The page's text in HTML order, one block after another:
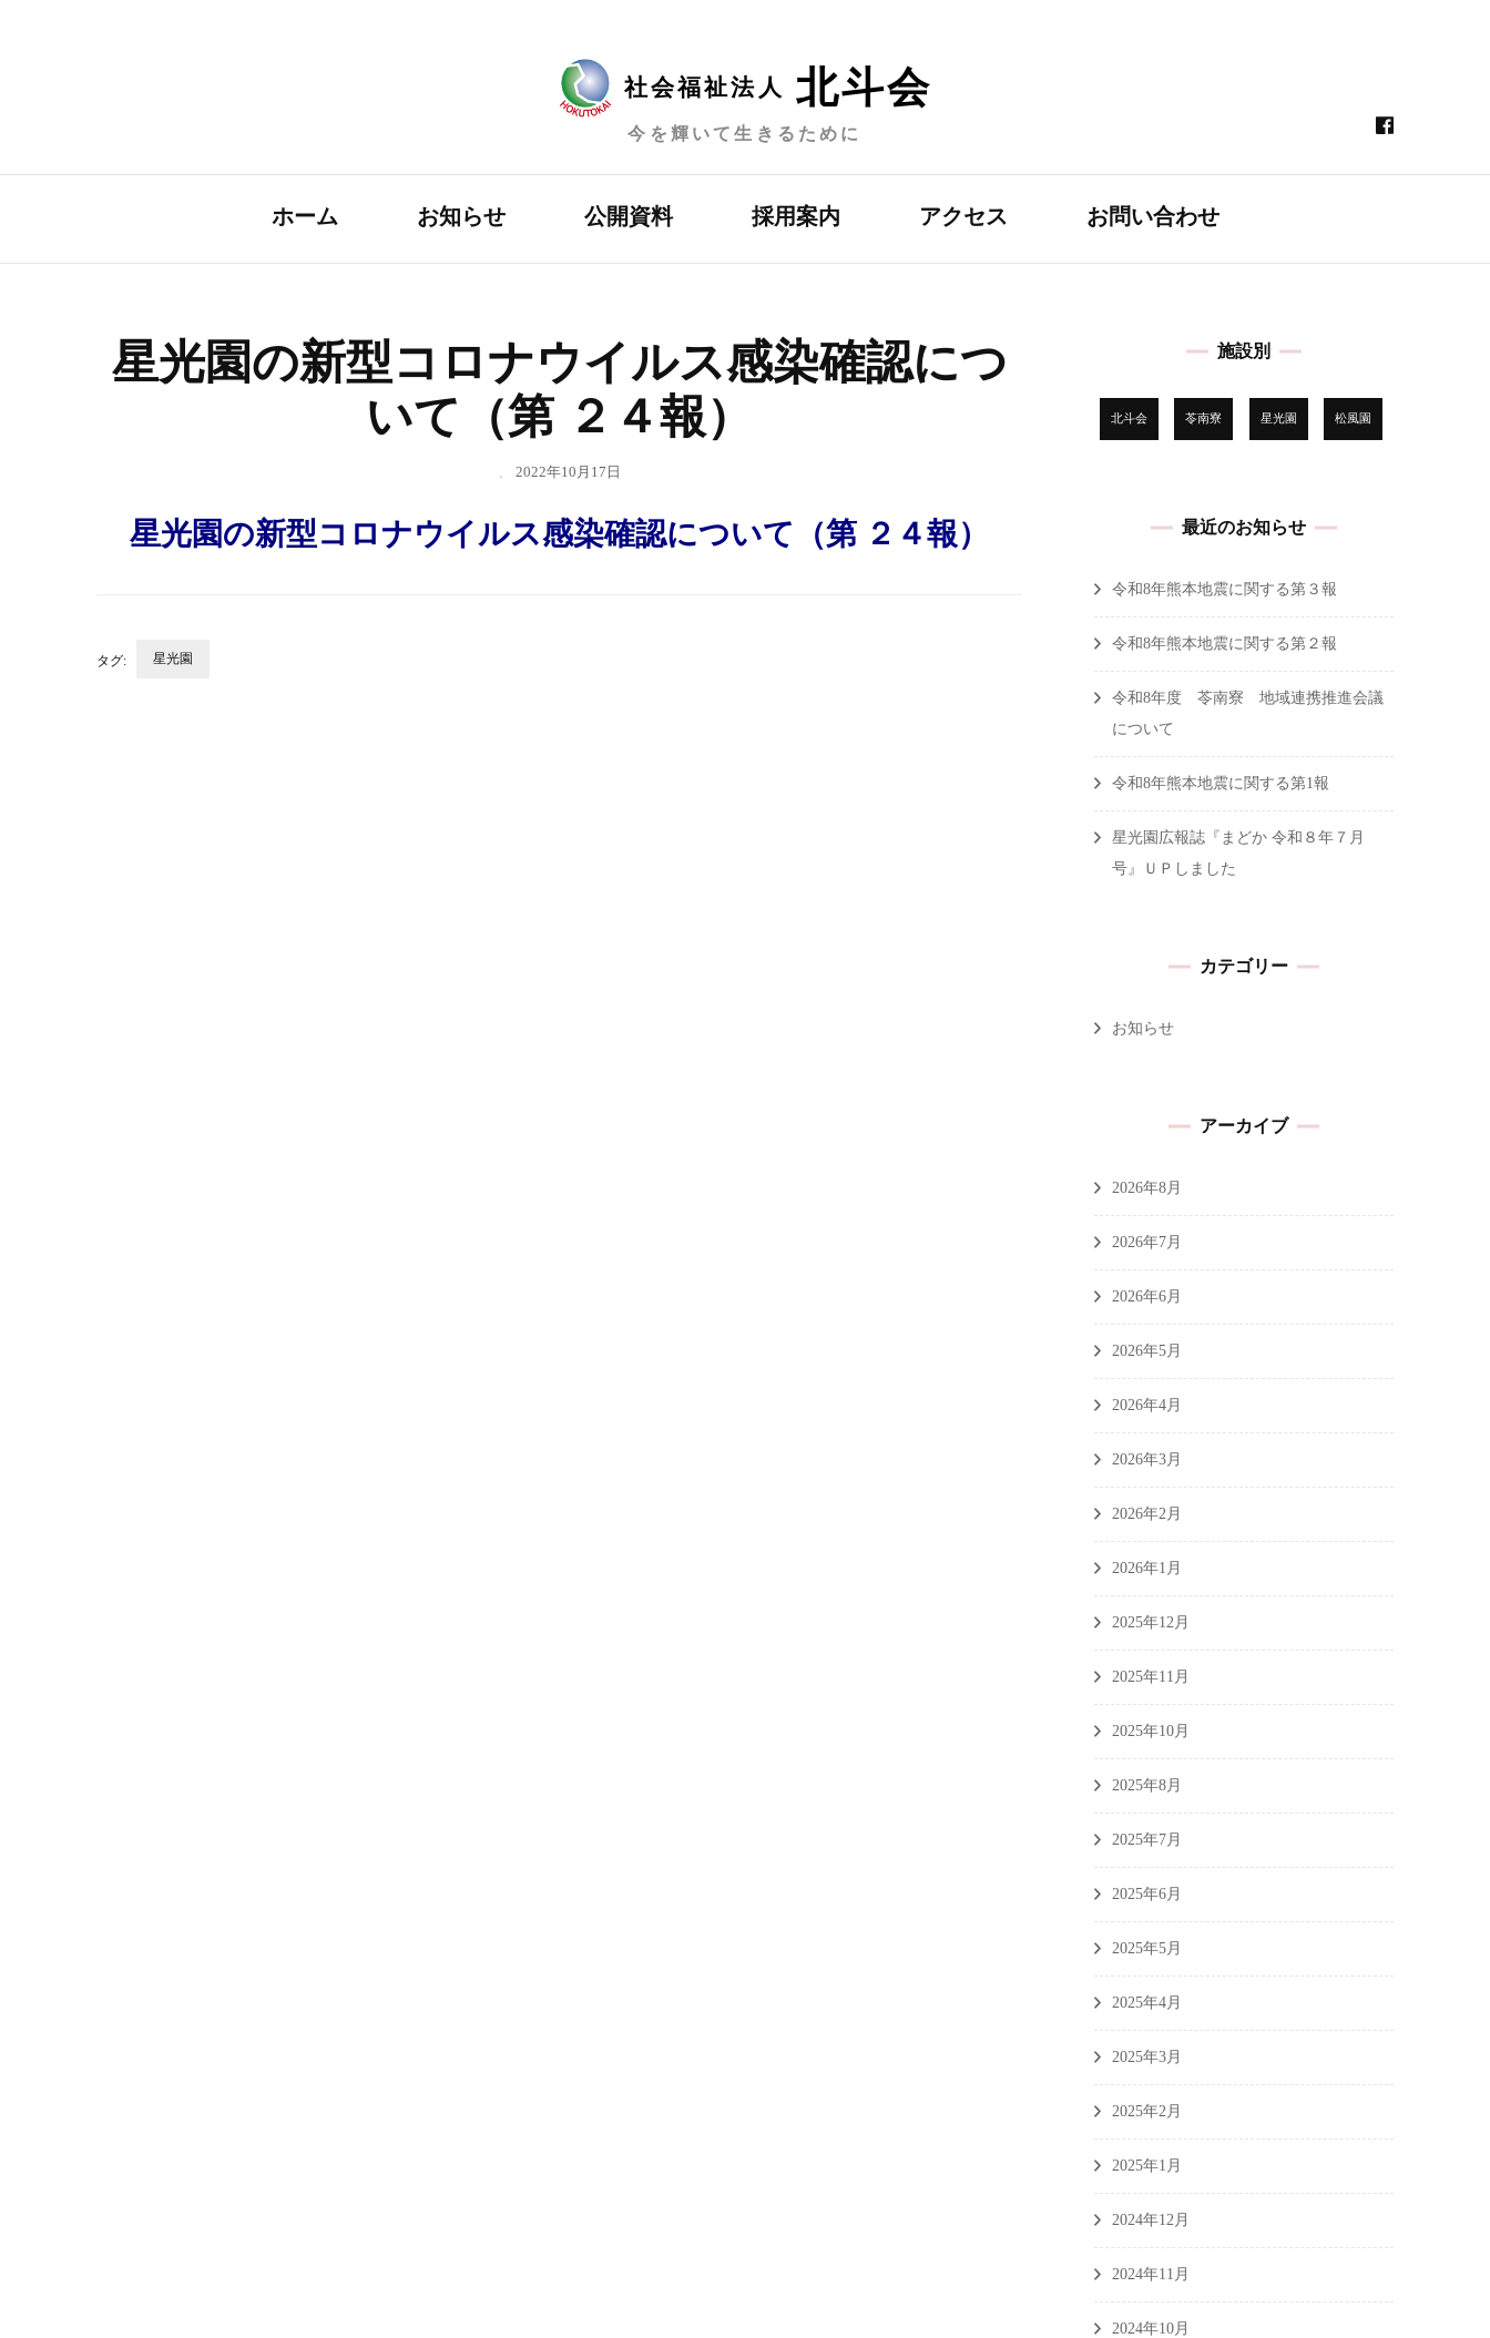
社会福祉法人 北斗会
今を輝いて生きるために
ホーム お知らせ 公開資料 採用案内 アクセス お問い合わせ
星光園の新型コロナウイルス感染確認につ
いて（第 ２４報）
2022年10月17日
星光園の新型コロナウイルス感染確認について（第 ２４報）
タグ: 星光園
施設別
北斗会 苓南寮 星光園 松風園
最近のお知らせ
令和8年熊本地震に関する第３報
令和8年熊本地震に関する第２報
令和8年度 苓南寮 地域連携推進会議
について
令和8年熊本地震に関する第1報
星光園広報誌『まどか 令和８年７月
号』ＵＰしました
カテゴリー
お知らせ
アーカイブ
2026年8月
2026年7月
2026年6月
2026年5月
2026年4月
2026年3月
2026年2月
2026年1月
2025年12月
2025年11月
2025年10月
2025年8月
2025年7月
2025年6月
2025年5月
2025年4月
2025年3月
2025年2月
2025年1月
2024年12月
2024年11月
2024年10月